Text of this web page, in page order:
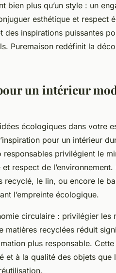
bien plus qu’un style : un
esthétique et respect
des inspirations puissantes
Puremaison redéfinit la
un intérieur
écologiques dans votre
pour un intérieur
privilégient le
respect de l’environnement.
recyclé, le lin, ou encore le
l’empreinte écologique.
circulaire : privilégier les
matières recyclées réduit
plus responsable.
à la qualité des objets que